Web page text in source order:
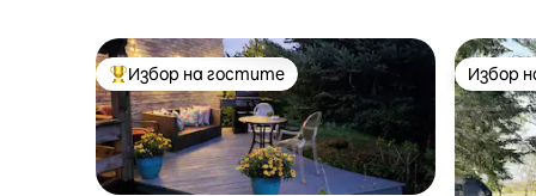
Най-популярен избор на гостите
Избор на гостите Избор
Избор